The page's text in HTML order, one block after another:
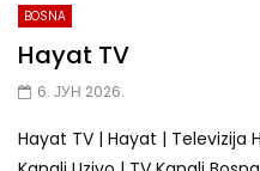
BOSNA
Hayat TV
6. ЈУН 2026.
Hayat TV | Hayat | Televizija